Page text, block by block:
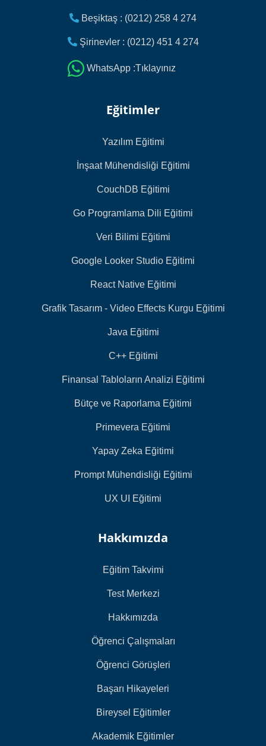
Beşiktaş : (0212) 258 4 274
Şirinevler : (0212) 451 4 274
WhatsApp :Tıklayınız
Eğitimler
Yazılım Eğitimi
İnşaat Mühendisliği Eğitimi
CouchDB Eğitimi
Go Programlama Dili Eğitimi
Veri Bilimi Eğitimi
Google Looker Studio Eğitimi
React Native Eğitimi
Grafik Tasarım - Video Effects Kurgu Eğitimi
Java Eğitimi
C++ Eğitimi
Finansal Tabloların Analizi Eğitimi
Bütçe ve Raporlama Eğitimi
Primevera Eğitimi
Yapay Zeka Eğitimi
Prompt Mühendisliği Eğitimi
UX UI Eğitimi
Hakkımızda
Eğitim Takvimi
Test Merkezi
Hakkımızda
Öğrenci Çalışmaları
Öğrenci Görüşleri
Başarı Hikayeleri
Bireysel Eğitimler
Akademik Eğitimler